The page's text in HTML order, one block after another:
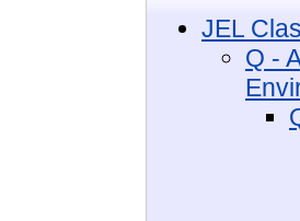
JEL
Q -